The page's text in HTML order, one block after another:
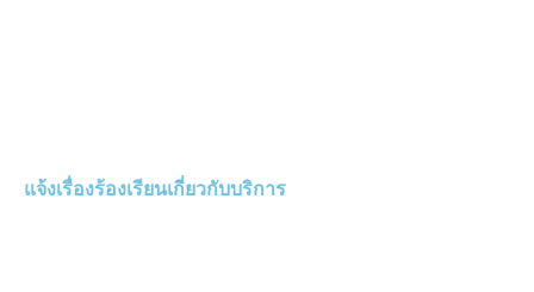
แจ้งเรื่องร้องเรียนเกี่ยวกับบริการ